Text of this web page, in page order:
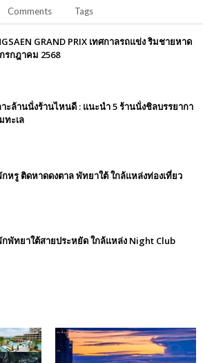
Comments Tags
GRAND PRIX เทศกาลรถแข่ง ริมชายหาด
รกฎาคม 2568
าะล้านนั่งร้านไหนดี : แนะนำ 5 ร้านนั่งชิลบรรยากา
ทะเล
หรู ติดหาดดงตาล พัทยาใต้ ใกล้แหล่งท่องเที่ยว
พัทยาใต้สายประหยัด ใกล้แหล่ง Night Club